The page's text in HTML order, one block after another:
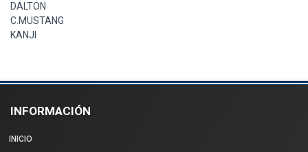
DALTON
C.MUSTANG
KANJI
INFORMACIÓN
INICIO